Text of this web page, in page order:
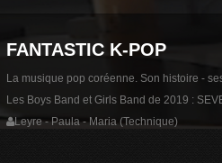
FANTASTIC K-POP
La musique pop coréenne. Son histoire -
Les Boys Band et Girls Band de 2019 :
Leyre - Paula - Maria (Technique)